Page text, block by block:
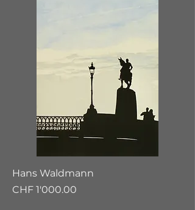
Hans Waldmann
Preis
CHF 1'000.00